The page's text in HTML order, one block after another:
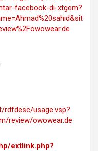
facebook-di-xtgem?
rdfdesc/usage.vsp?
review/owowear.de
extlink.php?